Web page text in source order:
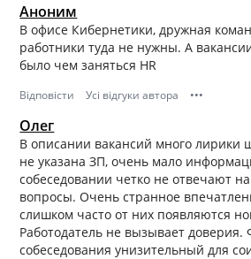
Аноним
В офисе Кибернетики, дружная
работники туда не нужны. А
было чем заняться HR
Відповісти Усі відгуки автора •••
Олег
В описании вакансий много лирики
не указана ЗП, очень мало
собеседовании четко не отвечают
вопросы. Очень странное
слишком часто от них появляются
Работодатель не вызывает
собеседования унизительный для